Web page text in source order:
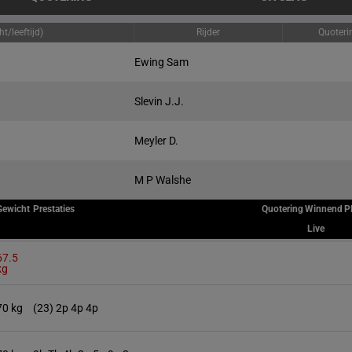
leeftijd) Rijder
Ewing Sam
Slevin J.J.
Meyler D.
M P Walshe
Prestaties QuoteringWinnend
Live
kg (23) 2p 4p 4p